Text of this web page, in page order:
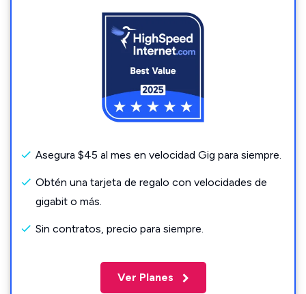
Asegura $45 al mes en velocidad Gig para siempre.
Obtén una tarjeta de regalo con velocidades de
gigabit o más.
Sin contratos, precio para siempre.
Ver Planes